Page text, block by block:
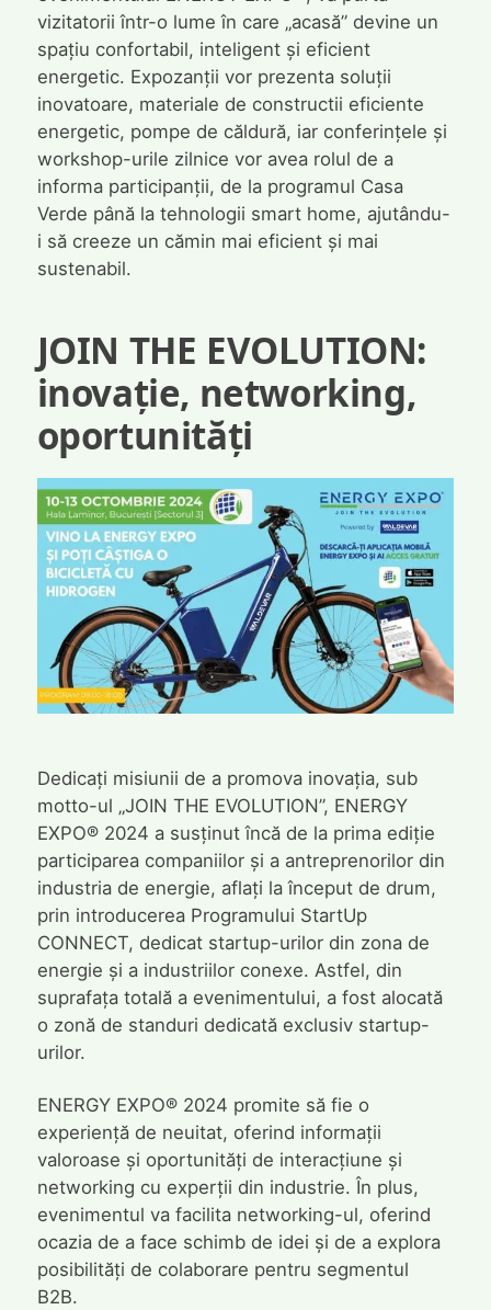
vizitatorii într-o lume în care „acasă” devine un
spațiu confortabil, inteligent și eficient
energetic. Expozanții vor prezenta soluții
inovatoare, materiale de constructii eficiente
energetic, pompe de căldură, iar conferințele și
workshop-urile zilnice vor avea rolul de a
informa participanții, de la programul Casa
Verde până la tehnologii smart home, ajutându-
i să creeze un cămin mai eficient și mai
sustenabil.
JOIN THE EVOLUTION:
inovație, networking,
oportunități
Dedicați misiunii de a promova inovația, sub
motto-ul „JOIN THE EVOLUTION”, ENERGY
EXPO® 2024 a susținut încă de la prima ediție
participarea companiilor și a antreprenorilor din
industria de energie, aflați la început de drum,
prin introducerea Programului StartUp
CONNECT, dedicat startup-urilor din zona de
energie și a industriilor conexe. Astfel, din
suprafața totală a evenimentului, a fost alocată
o zonă de standuri dedicată exclusiv startup-
urilor.
ENERGY EXPO® 2024 promite să fie o
experiență de neuitat, oferind informații
valoroase și oportunități de interacțiune și
networking cu experții din industrie. În plus,
evenimentul va facilita networking-ul, oferind
ocazia de a face schimb de idei și de a explora
posibilități de colaborare pentru segmentul
B2B.